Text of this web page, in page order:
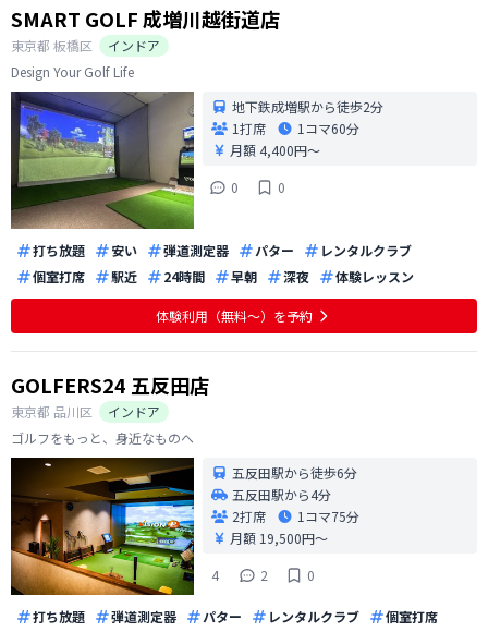
SMART GOLF 成増川越街道店
東京都 板橋区
インドア
Design Your Golf Life
地下鉄成増駅から徒歩2分
1打席
1コマ60分
月額 4,400円〜
0
0
打ち放題 安い 弾道測定器 パター
レンタルクラブ
個室打席
駅近 24時間 早朝 深夜 体験レッスン
体験利用（無料〜）を予約
GOLFERS24 五反田店
東京都 品川区
インドア
ゴルフをもっと、身近なものへ
五反田駅から徒歩6分
五反田駅から4分
2打席
1コマ75分
月額 19,500円〜
4
2 0
打ち放題 弾道測定器 パター レンタルクラブ
個室打席